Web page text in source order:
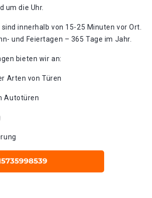
um die Uhr.
innerhalb von 15-25 Minuten vor Ort.
und Feiertagen – 365 Tage im Jahr.
bieten wir an:
Arten von Türen
Autotüren